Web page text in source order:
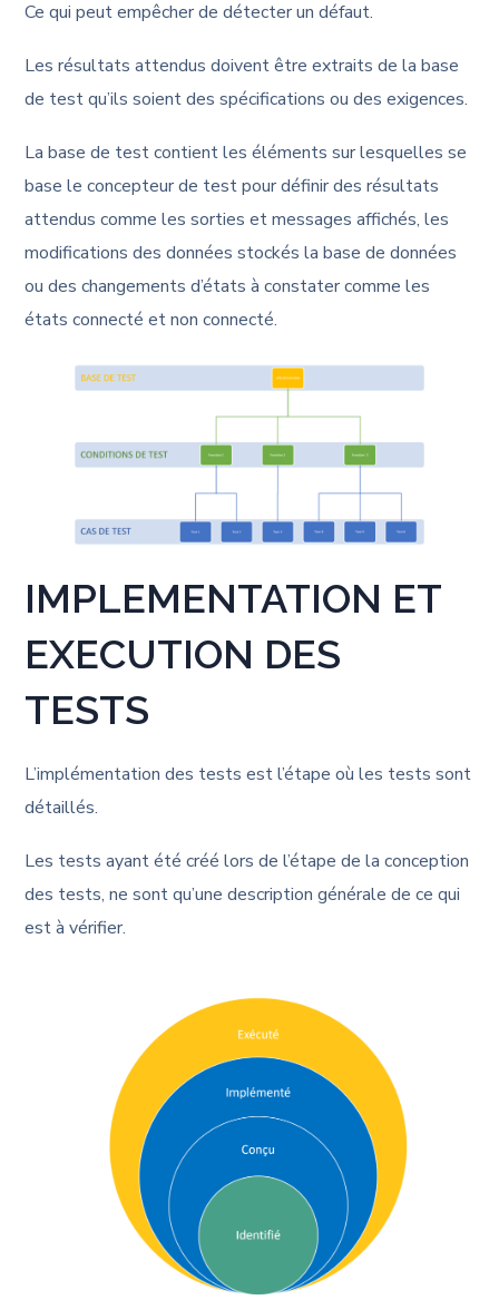
Ce qui peut empêcher de détecter un défaut.
Les résultats attendus doivent être extraits de la base
de test qu’ils soient des spécifications ou des exigences.
La base de test contient les éléments sur lesquelles se
base le concepteur de test pour définir des résultats
attendus comme les sorties et messages affichés, les
modifications des données stockés la base de données
ou des changements d’états à constater comme les
états connecté et non connecté.
IMPLEMENTATION ET
EXECUTION DES
TESTS
L’implémentation des tests est l’étape où les tests sont
détaillés.
Les tests ayant été créé lors de l’étape de la conception
des tests, ne sont qu’une description générale de ce qui
est à vérifier.